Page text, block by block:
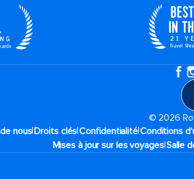
© 2026
nous|Droits clés|Confidentialité|Conditions
Mises à jour sur les voyages|Salle